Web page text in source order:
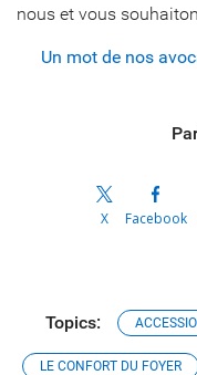
nous et vous
Un mot de nos
X Facebook
Topics:
LE CONFORT DU FOYER